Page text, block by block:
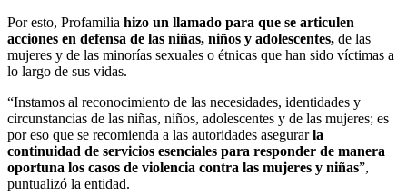
Por esto, Profamilia hizo un llamado para que se articulen
acciones en defensa de las niñas, niños y adolescentes, de las
mujeres y de las minorías sexuales o étnicas que han sido víctimas a
lo largo de sus vidas.
“Instamos al reconocimiento de las necesidades, identidades y
circunstancias de las niñas, niños, adolescentes y de las mujeres; es
por eso que se recomienda a las autoridades asegurarla
continuidad de servicios esenciales para responder de manera
oportuna los casos de violencia contra las mujeres y niñas”,
puntualizó la entidad.